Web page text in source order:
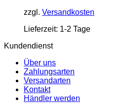
zzgl. Versandkosten
Lieferzeit: 1-2 Tage
Kundendienst
Über uns
Zahlungsarten
Versandarten
Kontakt
Händler werden